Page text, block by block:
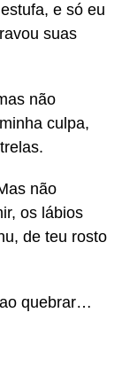
e só eu
suas
não
culpa,
não
os lábios
de teu rosto
quebrar…